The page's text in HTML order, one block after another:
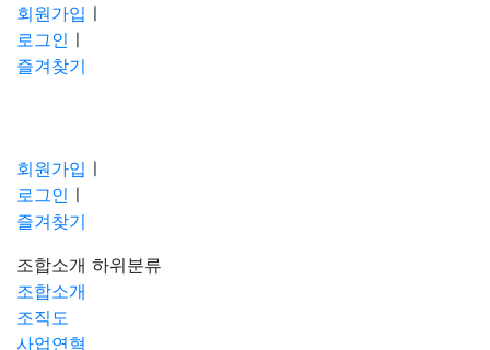
회원가입 ㅣ
로그인 ㅣ
즐겨찾기
회원가입 ㅣ
로그인 ㅣ
즐겨찾기
조합소개 하위분류
조합소개
조직도
사업연혁